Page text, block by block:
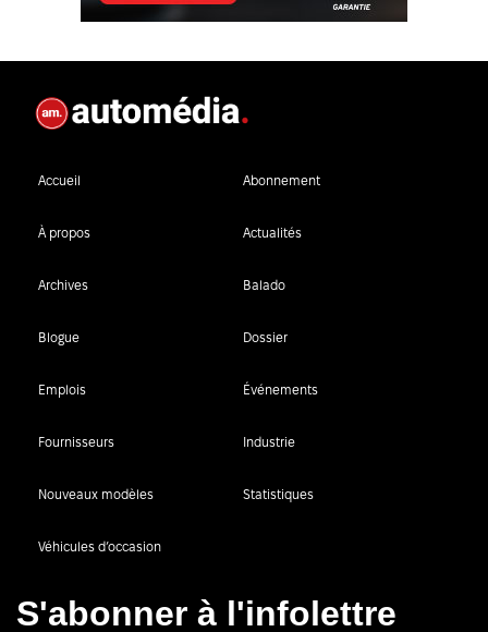
Accueil Abonnement
À propos Actualités
Archives Balado
Blogue Dossier
Emplois Événements
Fournisseurs Industrie
Nouveaux modèles Statistiques
Véhicules d’occasion
S'abonner à l'infolettre